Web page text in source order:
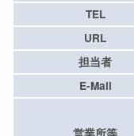
TEL
URL
担当者
E-Mail